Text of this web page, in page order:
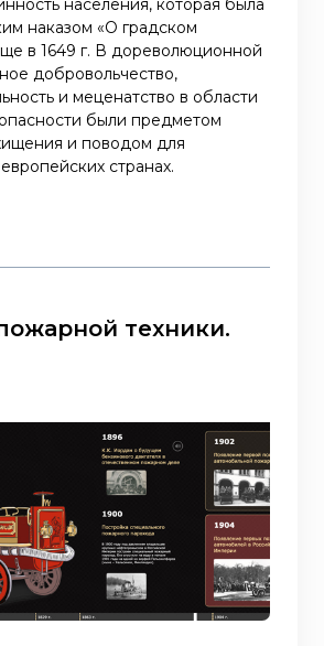
населения, которая была
наказом «О градском
в 1649 г. В дореволюционной
добровольчество,
и меценатство в области
были предметом
и поводом для
странах.
техники.